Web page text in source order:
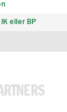
eller BP